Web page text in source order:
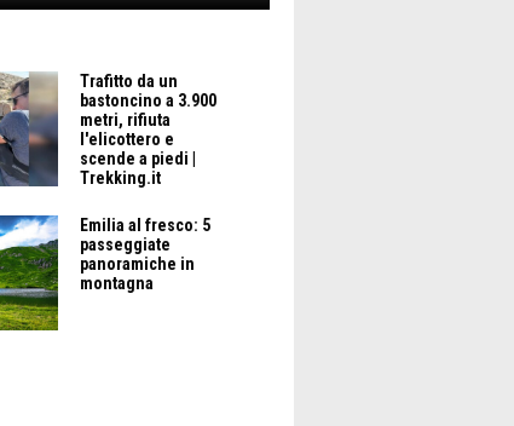
Trafitto da un
bastoncino a 3.900
metri, rifiuta
l'elicottero e
scende a piedi |
Trekking.it
Emilia al fresco: 5
passeggiate
panoramiche in
montagna